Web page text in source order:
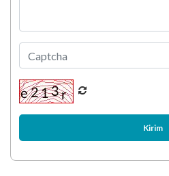
Kirim